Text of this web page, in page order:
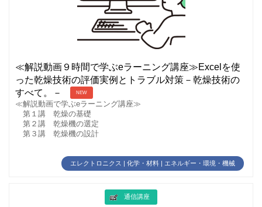
≪解説動画９時間で学ぶeラーニング講座≫Excelを使
った乾燥技術の評価実例とトラブル対策－乾燥技術の
すべて。－
NEW
≪解説動画で学ぶeラーニング講座≫
第１講 乾燥の基礎
第２講 乾燥機の選定
第３講 乾燥機の設計
エレクトロニクス | 化学・材料 | エネルギー・環境・機械
通信講座